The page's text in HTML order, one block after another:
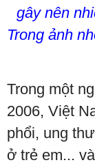
gây nên
Trong ảnh
Trong một
2006, Việt
phổi, ung
ở trẻ em...